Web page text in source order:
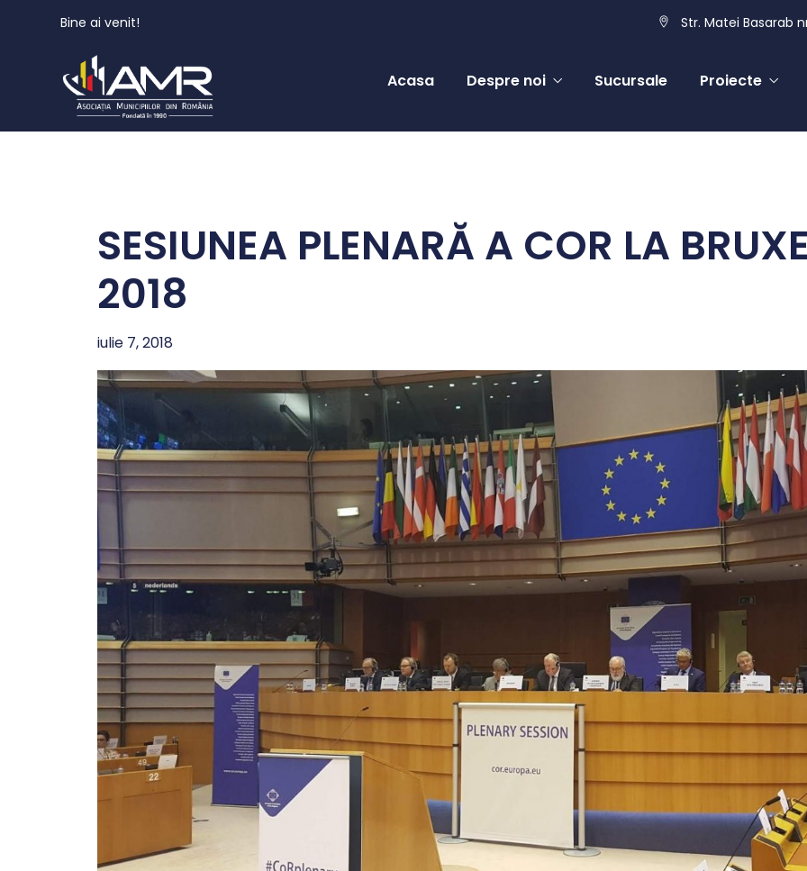
Bine ai venit! Str. Matei Basarab
Acasa Despre noi Sucursale Proiecte
SESIUNEA PLENARĂ A COR LA
2018
iulie 7, 2018